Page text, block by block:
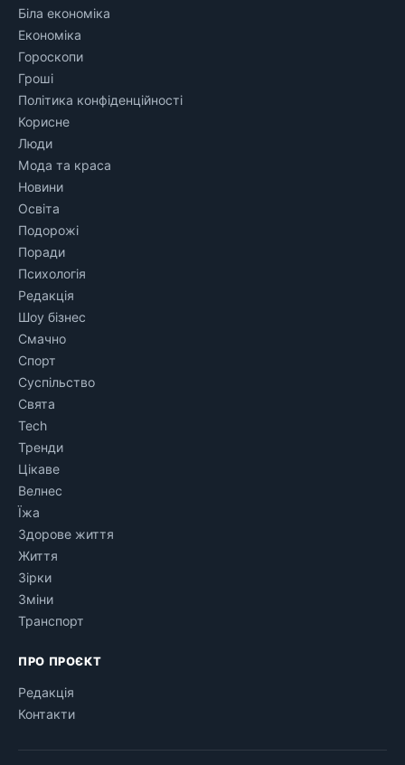
Біла економіка
Економіка
Гороскопи
Гроші
Політика конфіденційності
Корисне
Люди
Мода та краса
Новини
Освіта
Подорожі
Поради
Психологія
Редакція
Шоу бізнес
Смачно
Спорт
Суспільство
Свята
Tech
Тренди
Цікаве
Велнес
Їжа
Здорове життя
Життя
Зірки
Зміни
Транспорт
ПРО ПРОЄКТ
Редакція
Контакти